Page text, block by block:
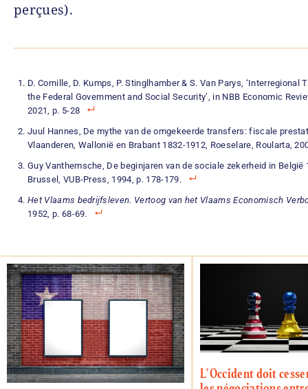
perçues).
D. Cornille, D. Kumps, P. Stinglhamber & S. Van Parys, ‘Interregional
the Federal Government and Social Security’, in NBB Economic
2021, p. 5-28
Juul Hannes, De mythe van de omgekeerde transfers: fiscale
Vlaanderen, Wallonië en Brabant 1832-1912, Roeselare, Roularta,
Guy Vanthemsche, De beginjaren van de sociale zekerheid in België
Brussel, VUB-Press, 1994, p. 178-179.
Het Vlaams bedrĳfsleven. Vertoog van het Vlaams Economisch
1952, p. 68-69.
L’Occident doit